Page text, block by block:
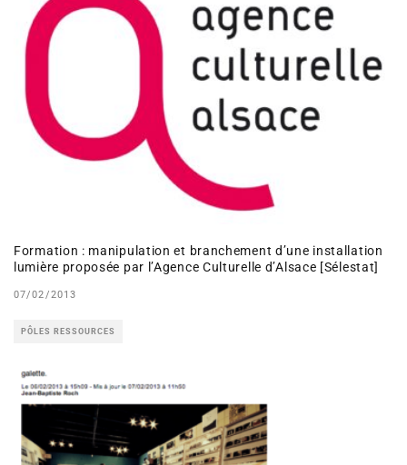
Formation : manipulation et branchement d’une installation
lumière proposée par l’Agence Culturelle d’Alsace [Sélestat]
07/02/2013
PÔLES RESSOURCES